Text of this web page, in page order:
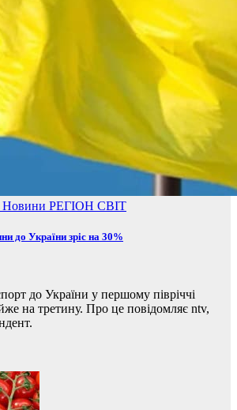
Новини РЕГІОН СВІТ
до України зріс на 30%
до України у першому півріччі
на третину. Про це повідомляє ntv,